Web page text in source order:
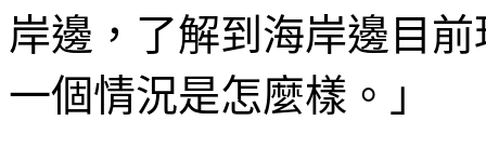
岸邊，了解到海岸邊目
一個情況是怎麼樣。」